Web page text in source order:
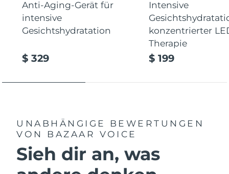
Anti-Aging-Gerät für
intensive
Gesichtshydratation
$ 329
Intensive
konzentrierter
Therapie
$ 199
UNABHÄNGIGE BEWERTUNGEN
VON BAZAAR VOICE
Sieh dir an, was